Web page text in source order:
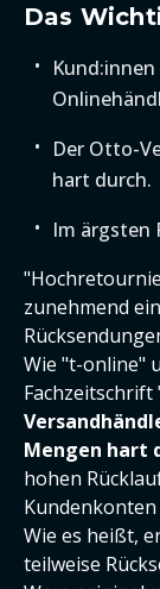
Das
Der Otto-
hart durch.
Im ärgsten
zunehmend
Wie "t-online"
Mengen hart
hohen
Kundenkonten
Wie es heißt,
teilweise